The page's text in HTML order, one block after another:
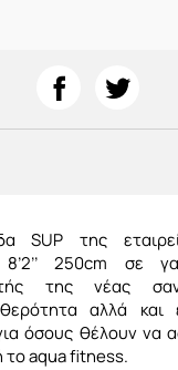
SUP της
8’2’’ 250cm σε
της νέας
αλλά και
όσους θέλουν να
το aqua fitness.